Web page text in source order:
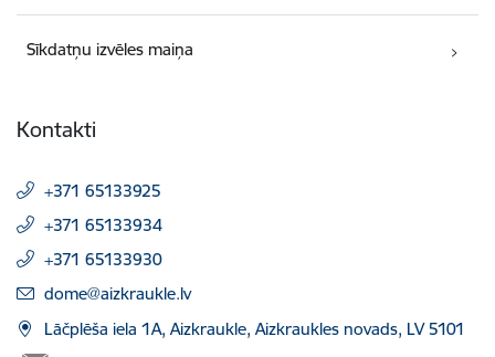
Sīkdatņu izvēles maiņa
Kontakti
+371 65133925
+371 65133934
+371 65133930
E-pasts:
dome@aizkraukle.lv
Lāčplēša iela 1A, Aizkraukle, Aizkraukles novads, LV 5101